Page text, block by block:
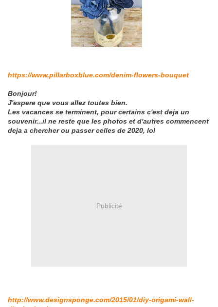
https://www.pillarboxblue.com/denim-flowers-bouquet
Bonjour!
J'espere que vous allez toutes bien.
Les vacances se terminent, pour certains c'est deja un
souvenir...il ne reste que les photos et d'autres commencent
deja a chercher ou passer celles de 2020, lol
Publicité
http://www.designsponge.com/2015/01/diy-origami-wall-